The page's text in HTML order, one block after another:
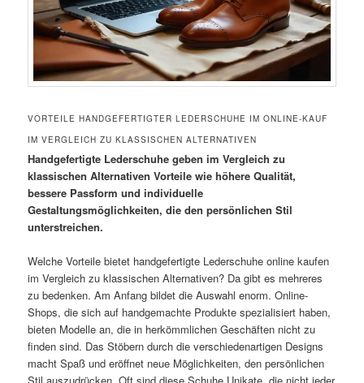
VORTEILE HANDGEFERTIGTER LEDERSCHUHE IM ONLINE-KAUF
IM VERGLEICH ZU KLASSISCHEN ALTERNATIVEN
Handgefertigte Lederschuhe geben im Vergleich zu
klassischen Alternativen Vorteile wie höhere Qualität,
bessere Passform und individuelle
Gestaltungsmöglichkeiten, die den persönlichen Stil
unterstreichen.
Welche Vorteile bietet handgefertigte Lederschuhe online kaufen
im Vergleich zu klassischen Alternativen? Da gibt es mehreres
zu bedenken. Am Anfang bildet die Auswahl enorm. Online-
Shops, die sich auf handgemachte Produkte spezialisiert haben,
bieten Modelle an, die in herkömmlichen Geschäften nicht zu
finden sind. Das Stöbern durch die verschiedenartigen Designs
macht Spaß und eröffnet neue Möglichkeiten, den persönlichen